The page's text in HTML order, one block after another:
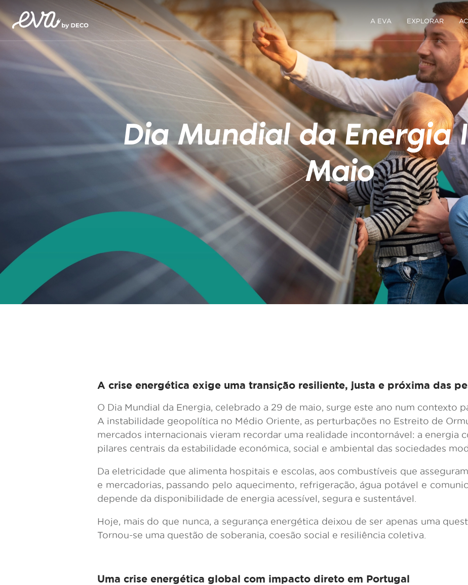
A EVA EXPLORAR
Dia Mundial da Energia
Maio
A crise energética exige uma transição resiliente, justa e próxima das
O Dia Mundial da Energia, celebrado a 29 de maio, surge este ano num contexto
A instabilidade geopolítica no Médio Oriente, as perturbações no Estreito de
mercados internacionais vieram recordar uma realidade incontornável: a energia
pilares centrais da estabilidade económica, social e ambiental das sociedades
Da eletricidade que alimenta hospitais e escolas, aos combustíveis que
e mercadorias, passando pelo aquecimento, refrigeração, água potável e
depende da disponibilidade de energia acessível, segura e sustentável.
Hoje, mais do que nunca, a segurança energética deixou de ser apenas uma
Tornou-se uma questão de soberania, coesão social e resiliência coletiva.
Uma crise energética global com impacto direto em Portugal